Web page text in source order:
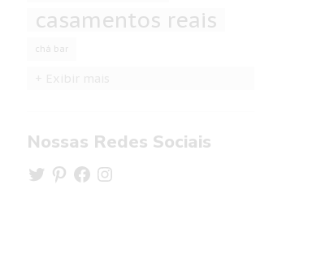
casamentos reais
chá bar
Nossas Redes Sociais